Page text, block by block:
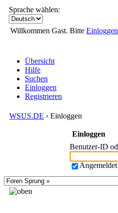
Sprache wählen:
Willkommen Gast. Bitte Einloggen
Übersicht
Hilfe
Suchen
Einloggen
Registrieren
WSUS.DE › Einloggen
Einloggen
Benutzer-ID